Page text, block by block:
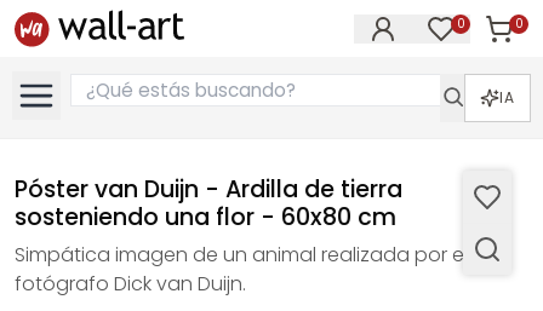
0 0
IA
Póster van Duijn - Ardilla de tierra
sosteniendo una flor - 60x80 cm
Simpática imagen de un animal realizada por el
fotógrafo Dick van Duijn.